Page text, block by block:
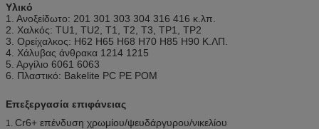
Υλικό
1. Ανοξείδωτο: 201 301 303 304 316 416 κ.λπ.
2. Χαλκός: TU1, TU2, T1, T2, T3, TP1, TP2
3. Ορείχαλκος: H62 H65 H68 H70 H85 H90 Κ.ΛΠ.
4. Χάλυβας άνθρακα 1214 1215
5. Αργίλιο 6061 6063
6. Πλαστικό: Bakelite PC PE POM
Επεξεργασία επιφάνειας
1. Cr6+ επένδυση χρωμίου/ψευδάργυρου/νικελίου